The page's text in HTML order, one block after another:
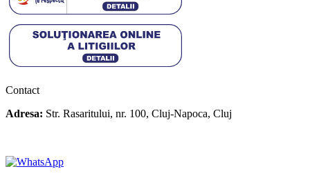
Contact
Adresa: Str. Rasaritului, nr. 100, Cluj-Napoca, Cluj